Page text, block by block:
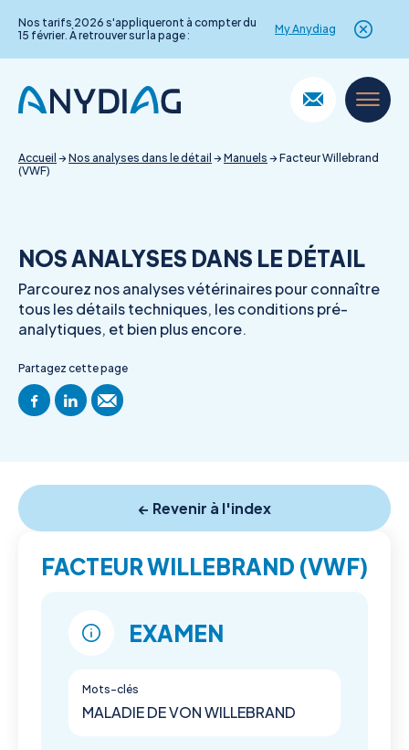
Nos tarifs 2026 s'appliqueront à compter du
15 février. À retrouver sur la page :
My Anydiag
content
Accueil →Nos analyses dans le détail →Manuels →Facteur Willebrand
(VWF)
NOS ANALYSES DANS LE DÉTAIL
Parcourez nos analyses vétérinaires pour connaître
tous les détails techniques, les conditions pré-
analytiques, et bien plus encore.
Partagez cette page
← Revenir à l'index
FACTEUR WILLEBRAND (VWF)
EXAMEN
Mots-clés
MALADIE DE VON WILLEBRAND